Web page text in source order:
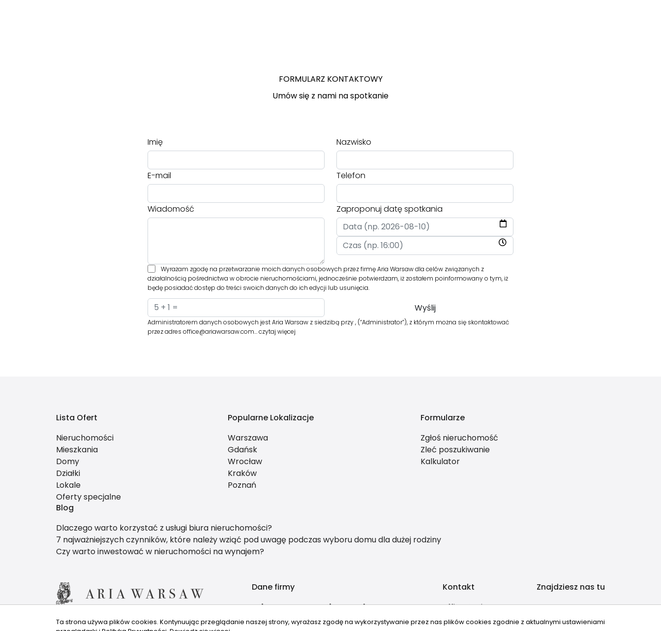
FORMULARZ KONTAKTOWY
Umów się z nami na spotkanie
Imię Nazwisko
E-mail Telefon
Wiadomość Zaproponuj datę spotkania
Wyrażam zgodę na przetwarzanie moich danych osobowych przez firmę Aria Warsaw dla celów związanych z
działalnością pośrednictwa w obrocie nieruchomościami, jednocześnie potwierdzam, iż zostałem poinformowany o tym, iż
będę posiadać dostęp do treści swoich danych do ich edycji lub usunięcia.
Administratorem danych osobowych jest Aria Warsaw z siedzibą przy , (“Administrator”), z którym można się skontaktować
przez adres office@ariawarsaw.com…czytaj więcej
Lista Ofert
Nieruchomości
Mieszkania
Domy
Działki
Lokale
Oferty specjalne
Popularne Lokalizacje
Warszawa
Gdańsk
Wrocław
Kraków
Poznań
Formularze
Zgłoś nieruchomość
Zleć poszukiwanie
Kalkulator
Blog
Dlaczego warto korzystać z usługi biura nieruchomości?
7 najważniejszych czynników, które należy wziąć pod uwagę podczas wyboru domu dla dużej rodziny
Czy warto inwestować w nieruchomości na wynajem?
Dane firmy
Aria Warsaw Premium Real Estate
Mariana Hemara 9
Kontakt
office@ariawarsaw.com
735480190
Znajdziesz nas tu
Ta strona używa plików cookies. Kontynuując przeglądanie naszej strony, wyrażasz zgodę na wykorzystywanie przez nas plików cookies zgodnie z aktualnymi ustawieniami